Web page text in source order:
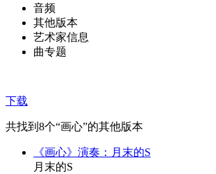
音频
其他版本
艺术家信息
曲专题
下载
共找到 8个“画心”的其他版本
《画心》演奏：月末的S
月末的S